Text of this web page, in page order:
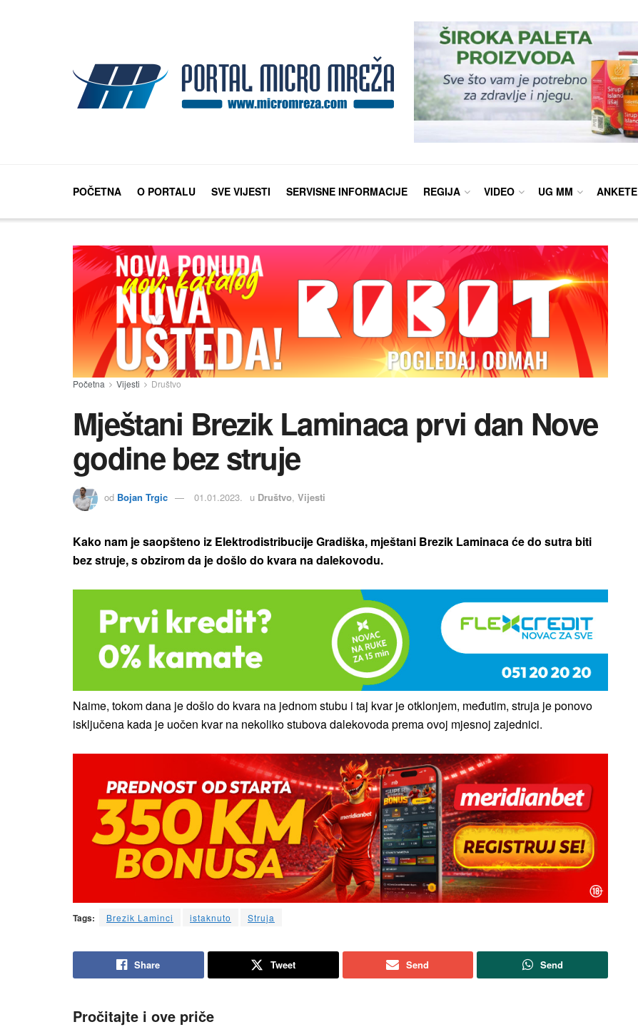
POČETNA O PORTALU SVE VIJESTI SERVISNE INFORMACIJE REGIJA VIDEO UG MM ANKETE
Početna Vijesti Društvo
Mještani Brezik Laminaca prvi dan Nove
godine bez struje
od Bojan Trgic 01.01.2023. u Društvo, Vijesti
Kako nam je saopšteno iz Elektrodistribucije Gradiška, mještani Brezik Laminaca će do sutra biti
bez struje, s obzirom da je došlo do kvara na dalekovodu.
Naime, tokom dana je došlo do kvara na jednom stubu i taj kvar je otklonjem, međutim, struja je ponovo
isključena kada je uočen kvar na nekoliko stubova dalekovoda prema ovoj mjesnoj zajednici.
Tags: Brezik Laminci istaknuto Struja
Share Tweet Send Send
Pročitajte i ove priče